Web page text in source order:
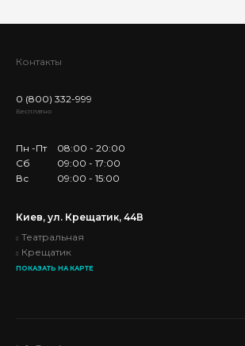
Контакты
0 (800) 332-999
Бесплатно
Пн -Пт
08:00 - 20:00
Сб
09:00 - 17:00
Вс
09:00 - 15:00
Киев, ул. Крещатик, 44В
Театральная
Крещатик
ПОКАЗАТЬ НА КАРТЕ